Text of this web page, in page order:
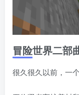
冒险世界二
很久很久以前，一